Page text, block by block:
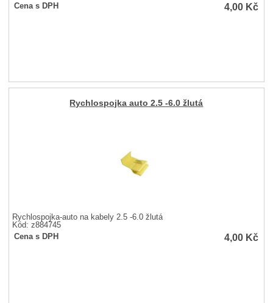
Cena s DPH
4,00 Kč
Rychlospojka auto 2.5 -6.0 žlutá
Rychlospojka-auto na kabely 2.5 -6.0 žlutá
Kód: z884745
Cena s DPH
4,00 Kč